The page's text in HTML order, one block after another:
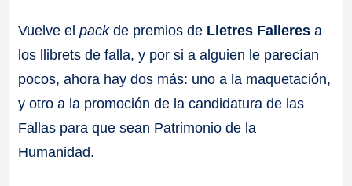
Vuelve elpackde premios de Lletres Falleres a
los llibrets de falla, y por si a alguien le parecían
pocos, ahora hay dos más: uno a la maquetación,
y otro a la promoción de la candidatura de las
Fallas para que sean Patrimonio de la
Humanidad.